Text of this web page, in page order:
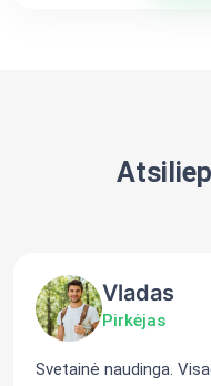
Vladas
Pirkėjas
Svetainė naudinga.